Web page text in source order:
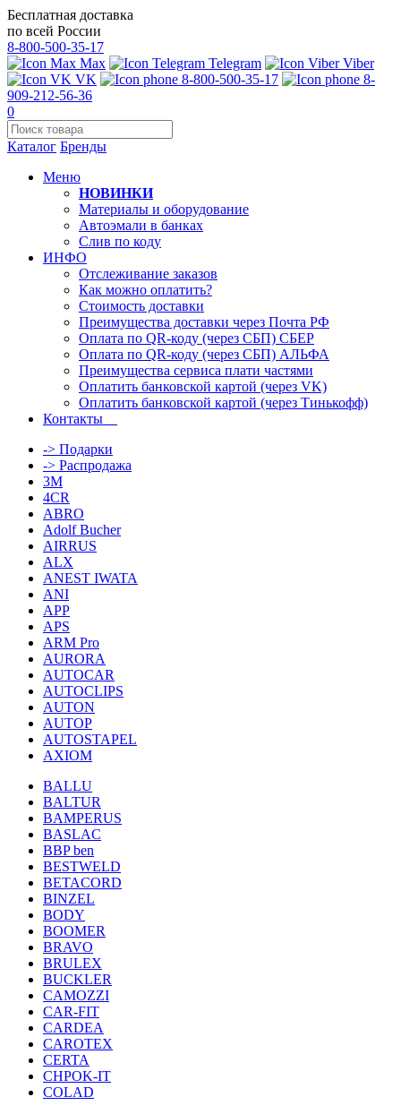
Бесплатная доставка
по всей России
8-800-500-35-17
Max
Telegram
Viber
VK
8-800-500-35-17
8-
909-212-56-36
0
Каталог Бренды
Меню
НОВИНКИ
Материалы и оборудование
Автоэмали в банках
Слив по коду
ИНФО
Отслеживание заказов
Как можно оплатить?
Стоимость доставки
Преимущества доставки через Почта РФ
Оплата по QR-коду (через СБП) СБЕР
Оплата по QR-коду (через СБП) АЛЬФА
Преимущества сервиса плати частями
Оплатить банковской картой (через VK)
Оплатить банковской картой (через Тинькофф)
Контакты
-> Подарки
-> Распродажа
3M
4CR
ABRO
Adolf Bucher
AIRRUS
ALX
ANEST IWATA
ANI
APP
APS
ARM Pro
AURORA
AUTOCAR
AUTOCLIPS
AUTON
AUTOP
AUTOSTAPEL
AXIOM
BALLU
BALTUR
BAMPERUS
BASLAC
BBP ben
BESTWELD
BETACORD
BINZEL
BODY
BOOMER
BRAVO
BRULEX
BUCKLER
CAMOZZI
CAR-FIT
CARDEA
CAROTEX
CERTA
CHPOK-IT
COLAD